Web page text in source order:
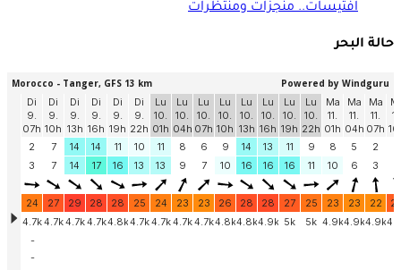
افتيسات.. منجزات ومنتظرات
حالة البحر